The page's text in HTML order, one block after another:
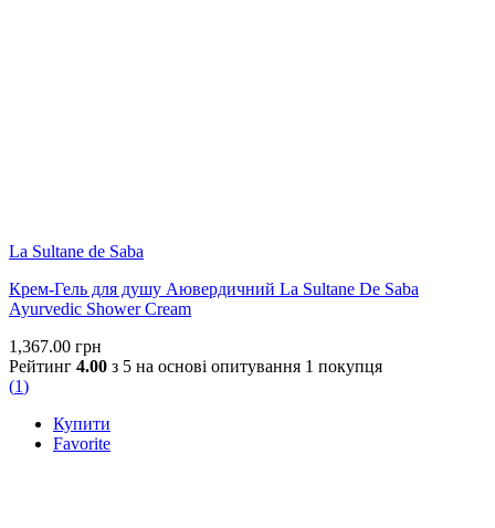
La Sultane de Saba
Крем-Гель для душу Аювердичний La Sultane De Saba
Ayurvedic Shower Cream
1,367.00 грн
Рейтинг 4.00 з 5 на основі опитування 1 покупця
(1)
Купити
Favorite